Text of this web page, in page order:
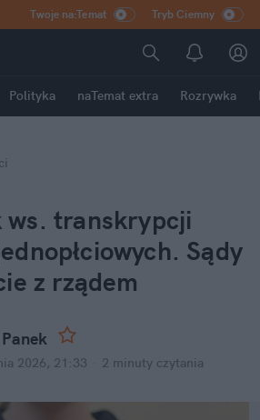
Twoje na:Temat Tryb Ciemny
Polityka naTemat extra Rozrywka
ws. transkrypcji
Sądy
z rządem
2026, 21:33 2 minuty czytania